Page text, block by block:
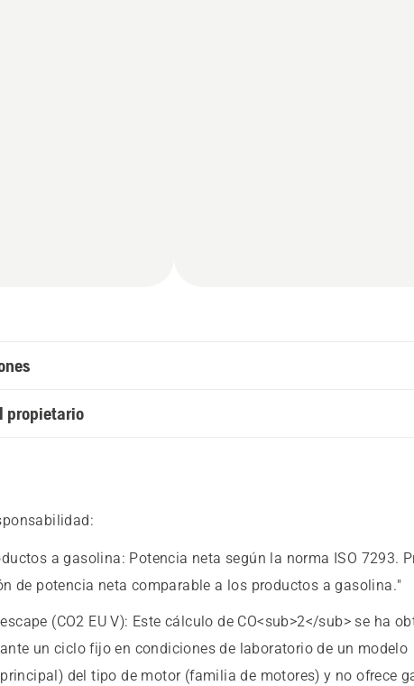
propietario
a gasolina: Potencia neta según la norma ISO 7293.
de potencia neta comparable a los productos a gasolina."
(CO2 EU V): Este cálculo de CO<sub>2</sub> se ha
un ciclo fijo en condiciones de laboratorio de un modelo
del tipo de motor (familia de motores) y no ofrece